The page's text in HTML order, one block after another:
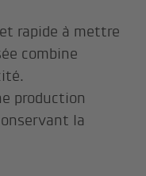
rapide à mettre
combine
production
la